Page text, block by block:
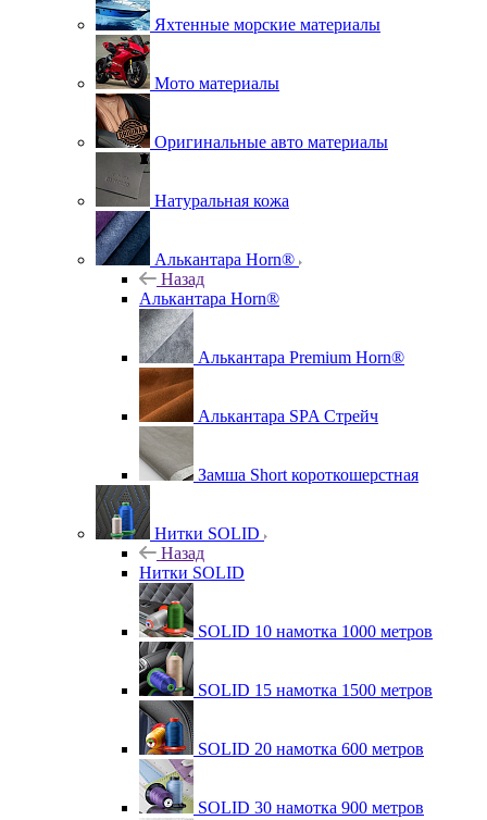
Яхтенные морские материалы
Мото материалы
Оригинальные авто материалы
Натуральная кожа
Алькантара Horn®
Назад
Алькантара Horn®
Алькантара Premium Horn®
Алькантара SPA Стрейч
Замша Short короткошерстная
Нитки SOLID
Назад
Нитки SOLID
SOLID 10 намотка 1000 метров
SOLID 15 намотка 1500 метров
SOLID 20 намотка 600 метров
SOLID 30 намотка 900 метров